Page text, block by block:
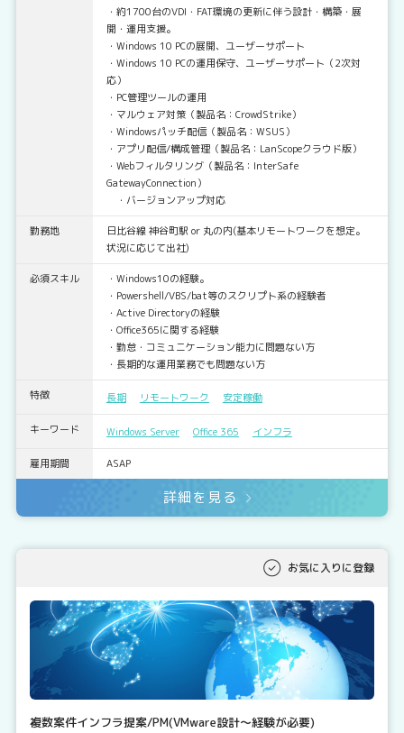
・約1700台のVDI・FAT環境の更新に伴う設計・構築・展
開・運用支援。
・Windows 10 PCの展開、ユーザーサポート
・Windows 10 PCの運用保守、ユーザーサポート（2次対
応）
・PC管理ツールの運用
・マルウェア対策（製品名：CrowdStrike）
・Windowsパッチ配信（製品名：WSUS）
・アプリ配信/構成管理（製品名：LanScopeクラウド版）
・Webフィルタリング（製品名：InterSafe
GatewayConnection）
・バージョンアップ対応
勤務地
日比谷線 神谷町駅 or 丸の内(基本リモートワークを想定。
状況に応じて出社)
必須スキル
・Windows10の経験。
・Powershell/VBS/bat等のスクリプト系の経験者
・Active Directoryの経験
・Office365に関する経験
・勤怠・コミュニケーション能力に問題ない方
・長期的な運用業務でも問題ない方
特徴 長期 リモートワーク 安定稼働
キーワード Windows Server Office 365 インフラ
雇用期間 ASAP
詳細を見る
お気に入りに登録
複数案件インフラ提案/PM(VMware設計～経験が必要)